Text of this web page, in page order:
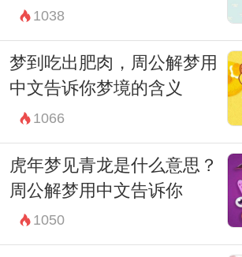
1038
梦到吃出肥肉，周公解梦用
中文告诉你梦境的含义
1066
虎年梦见青龙是什么意思？
周公解梦用中文告诉你
1050